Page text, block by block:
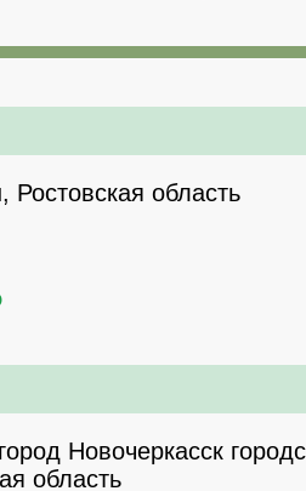
область
Новочеркасск
область